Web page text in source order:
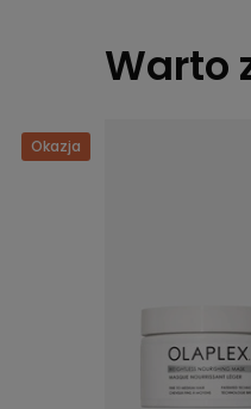
Warto
Okazja